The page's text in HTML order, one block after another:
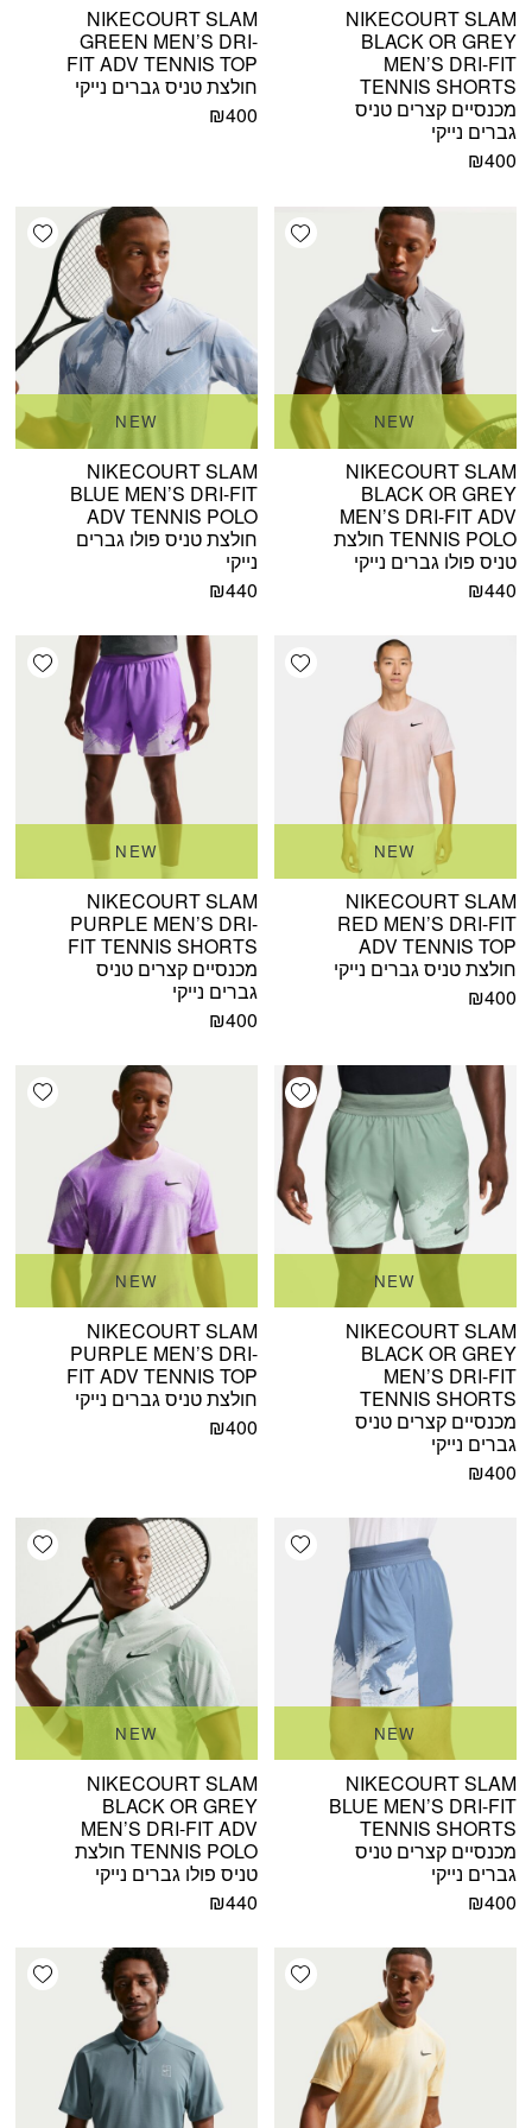
NIKECOURT SLAM
BLACK OR GREY
MEN’S DRI-FIT
TENNIS SHORTS
מכנסיים קצרים טניס
גברים נייקי
₪400
NIKECOURT SLAM
GREEN MEN’S DRI-
FIT ADV TENNIS TOP
חולצת טניס גברים נייקי
₪400
Add wishlist
NEW
NIKECOURT SLAM
BLACK OR GREY
MEN’S DRI-FIT ADV
TENNIS POLO חולצת
טניס פולו גברים נייקי
₪440
NEW
NIKECOURT SLAM
BLUE MEN’S DRI-FIT
ADV TENNIS POLO
חולצת טניס פולו גברים
נייקי
₪440
Add wishlist
NEW
NIKECOURT SLAM
RED MEN’S DRI-FIT
ADV TENNIS TOP
חולצת טניס גברים נייקי
₪400
NEW
NIKECOURT SLAM
PURPLE MEN’S DRI-
FIT TENNIS SHORTS
מכנסיים קצרים טניס
גברים נייקי
₪400
Add wishlist
NEW
NIKECOURT SLAM
BLACK OR GREY
MEN’S DRI-FIT
TENNIS SHORTS
מכנסיים קצרים טניס
גברים נייקי
₪400
NEW
NIKECOURT SLAM
PURPLE MEN’S DRI-
FIT ADV TENNIS TOP
חולצת טניס גברים נייקי
₪400
Add wishlist
NEW
NIKECOURT SLAM
BLUE MEN’S DRI-FIT
TENNIS SHORTS
מכנסיים קצרים טניס
גברים נייקי
₪400
NEW
NIKECOURT SLAM
BLACK OR GREY
MEN’S DRI-FIT ADV
TENNIS POLO חולצת
טניס פולו גברים נייקי
₪440
Add wishlist